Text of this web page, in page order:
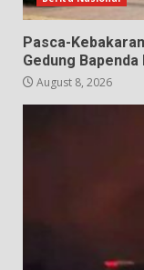
Pasca-
Gedung
August 8, 2026